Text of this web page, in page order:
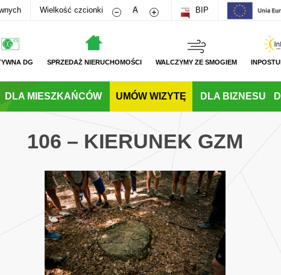
Wielkość czcionki Zmniejsz rozmiar czcionki
A Zwiększ rozmiar czcionki
BIP
DG SPRZEDAŻ NIERUCHOMOŚCI WALCZYMY ZE SMOGIEM
DLA MIESZKAŃCÓW UMÓW WIZYTĘ DLA BIZNESU
106 – KIERUNEK GZM